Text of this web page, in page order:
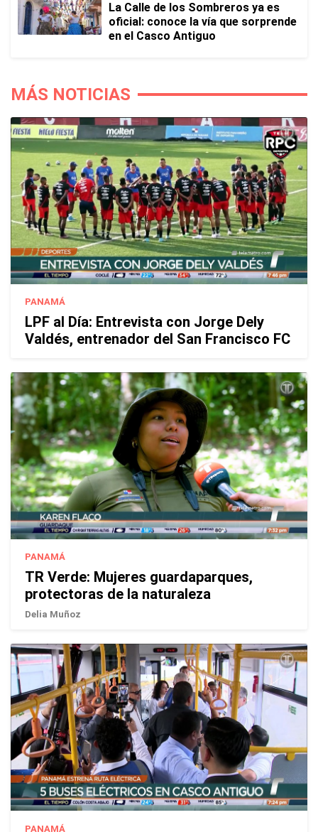
La Calle de los Sombreros ya es
oficial: conoce la vía que sorprende
en el Casco Antiguo
MÁS NOTICIAS
PANAMÁ
LPF al Día: Entrevista con Jorge Dely
Valdés, entrenador del San Francisco FC
PANAMÁ
TR Verde: Mujeres guardaparques,
protectoras de la naturaleza
Delia Muñoz
PANAMÁ